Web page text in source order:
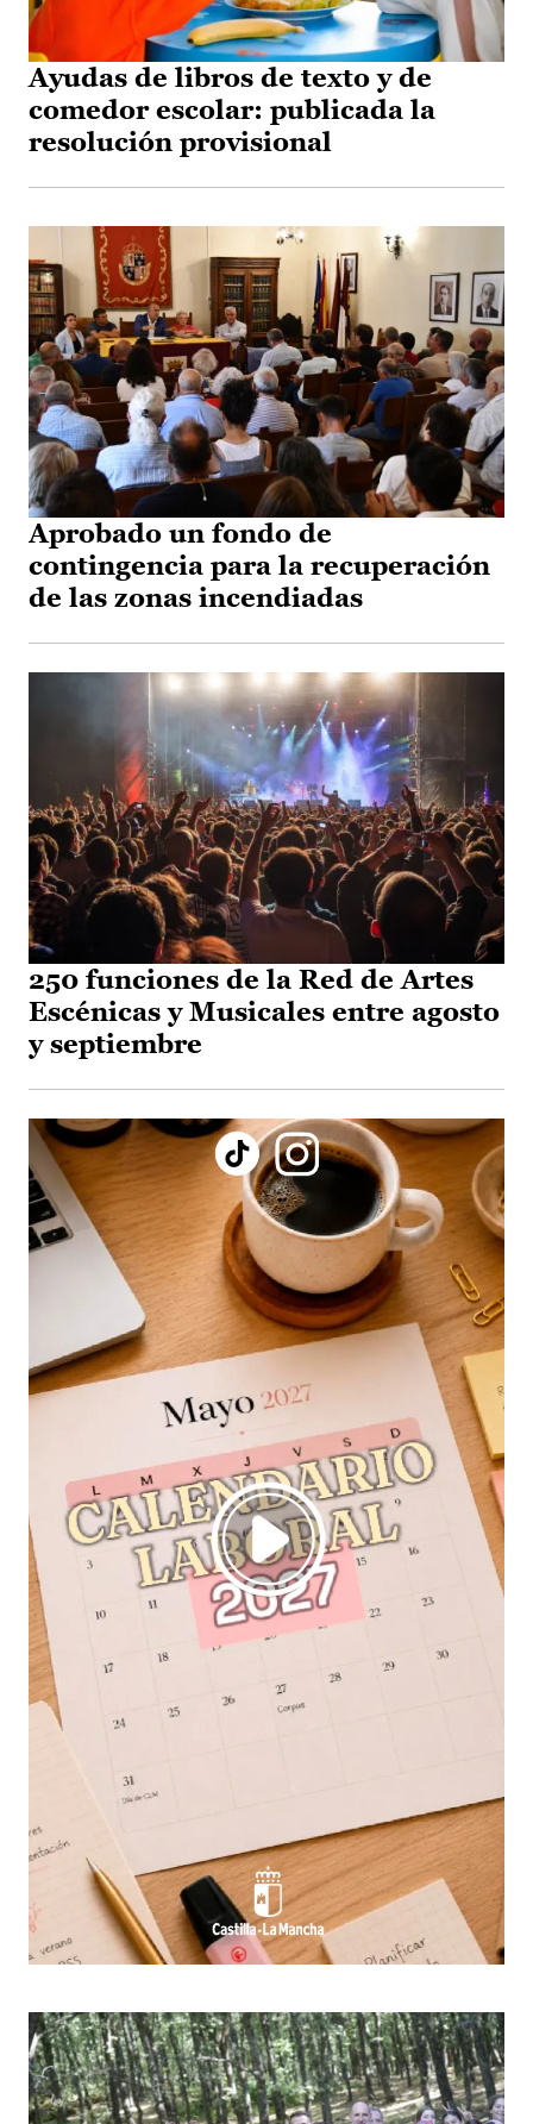
Ayudas de libros de texto y de
comedor escolar: publicada la
resolución provisional
Aprobado un fondo de
contingencia para la recuperación
de las zonas incendiadas
250 funciones de la Red de Artes
Escénicas y Musicales entre agosto
y septiembre